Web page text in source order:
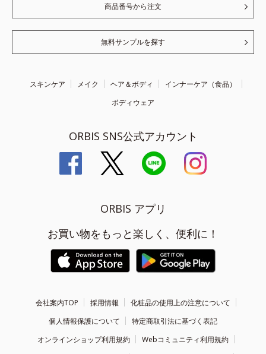
商品番号から注文
無料サンプルを探す
スキンケア メイク ヘア＆ボディ
インナーケア（食品）
ボディウェア
ORBIS SNS公式アカウント
ORBIS アプリ
お買い物をもっと楽しく、便利に！
会社案内TOP 採用情報
化粧品の使用上の注意について
個人情報保護について
特定商取引法に基づく表記
オンラインショップ利用規約
Webコミュニティ利用規約